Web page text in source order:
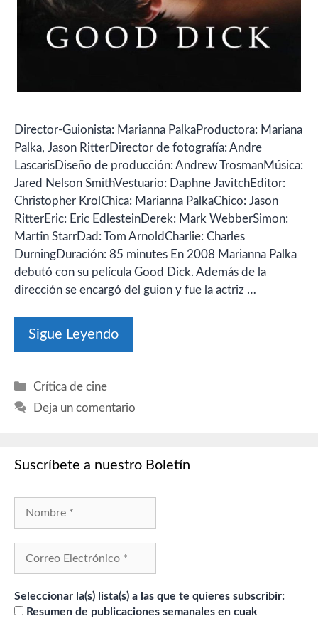
Director-Guionista: Marianna PalkaProductora: Mariana
Palka, Jason RitterDirector de fotografía: Andre
LascarisDiseño de producción: Andrew TrosmanMúsica:
Jared Nelson SmithVestuario: Daphne JavitchEditor:
Christopher KrolChica: Marianna PalkaChico: Jason
RitterEric: Eric EdlesteinDerek: Mark WebberSimon:
Martin StarrDad: Tom ArnoldCharlie: Charles
DurningDuración: 85 minutes En 2008 Marianna Palka
debutó con su película Good Dick. Además de la
dirección se encargó del guion y fue la actriz …
Sigue Leyendo
Categorías
Crítica de cine
Deja un comentario
Suscríbete a nuestro Boletín
Seleccionar la(s) lista(s) a las que te quieres subscribir:
Resumen de publicaciones semanales en cuak